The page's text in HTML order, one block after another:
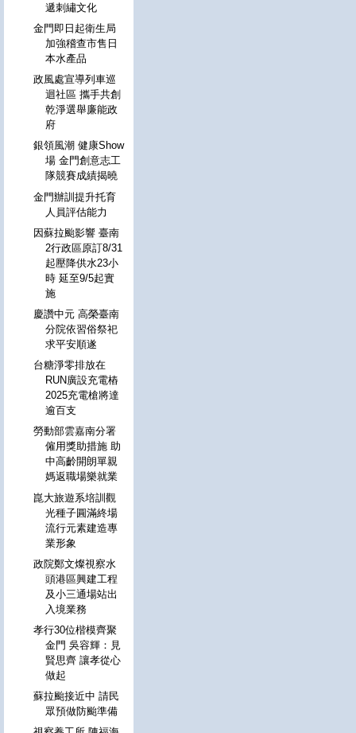
遞刺繡文化
金門即日起衛生局
加強稽查市售日
本水產品
政風處宣導列車巡
迴社區 攜手共創
乾淨選舉廉能政
府
銀領風潮 健康Show
場 金門創意志工
隊競賽成績揭曉
金門辦訓提升托育
人員評估能力
因蘇拉颱影響 臺南
2行政區原訂8/31
起壓降供水23小
時 延至9/5起實
施
慶讚中元 高榮臺南
分院依習俗祭祀
求平安順遂
台糖淨零排放在
RUN廣設充電樁
2025充電槍將達
逾百支
勞動部雲嘉南分署
僱用獎助措施 助
中高齡開朗單親
媽返職場樂就業
崑大旅遊系培訓觀
光種子圓滿終場
流行元素建造專
業形象
政院鄭文燦視察水
頭港區興建工程
及小三通場站出
入境業務
孝行30位楷模齊聚
金門 吳容輝：見
賢思齊 讓孝從心
做起
蘇拉颱接近中 請民
眾預做防颱準備